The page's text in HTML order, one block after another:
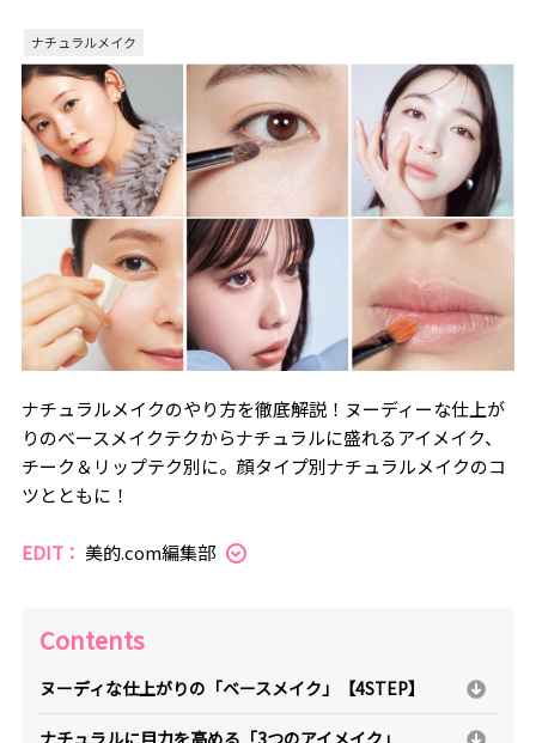
ナチュラルメイク
ナチュラルメイクのやり方を徹底解説！ヌーディーな仕上が
りのベースメイクテクからナチュラルに盛れるアイメイク、
チーク＆リップテク別に。顔タイプ別ナチュラルメイクのコ
ツとともに！
EDIT： 美的.com編集部
Contents
ヌーディな仕上がりの「ベースメイク」【4STEP】